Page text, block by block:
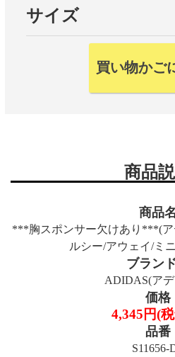
サイズ
商品
商品名
***胸スポンサー欠けあり***(ア
ルシー/アウェイ/ミ
ブラン
ADIDAS(ア
価格
4,345円(
品番
S11656-